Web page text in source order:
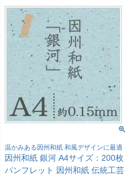
温かみある因州和紙 和風デザインに最適
因州和紙 銀河 A4サイズ：200枚
パンフレット 因州和紙 伝統工芸